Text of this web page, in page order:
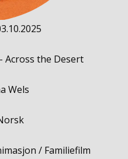
Across the Desert
Wels
/ Familiefilm